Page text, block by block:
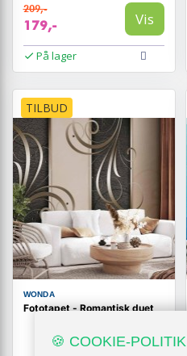
209,-
179,- Vis
På lager
TILBUD
WONDA
Fototapet - Romantisk duet
🍪 COOKIE-POLITIK